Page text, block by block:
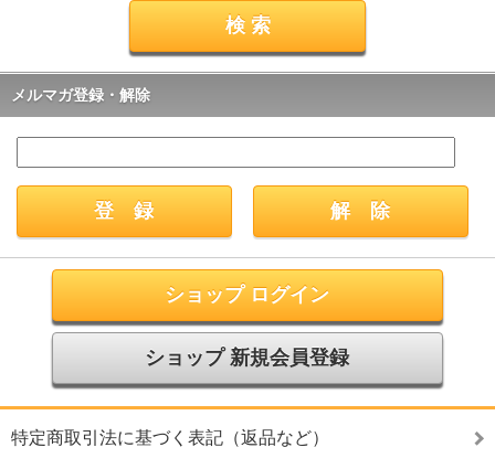
メルマガ登録・解除
ショップ ログイン
ショップ 新規会員登録
特定商取引法に基づく表記（返品など）